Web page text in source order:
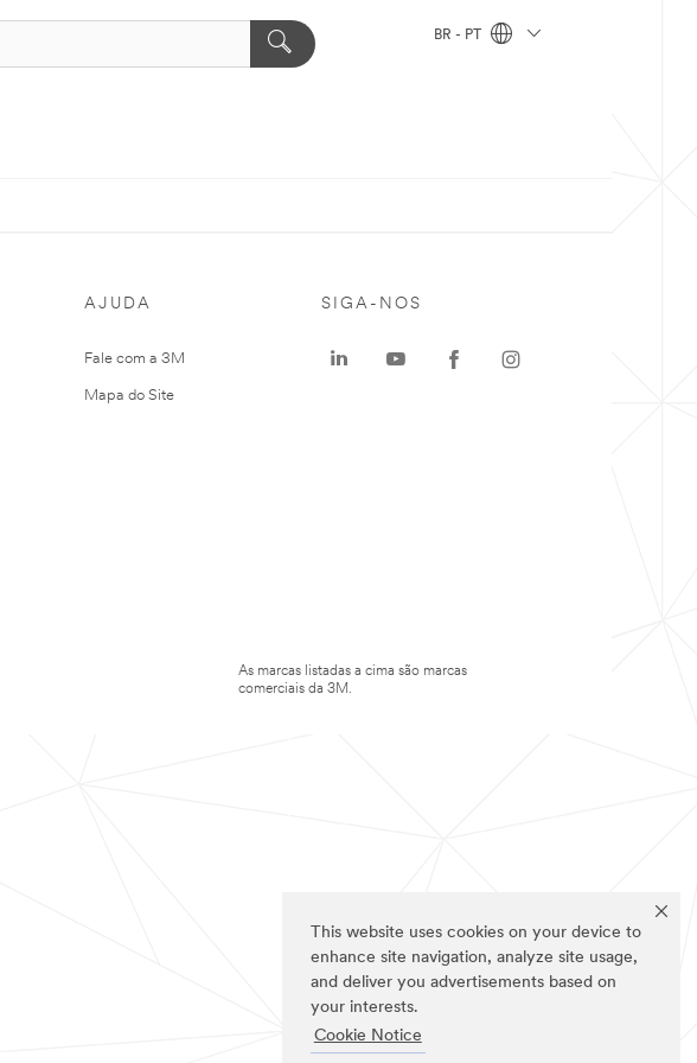
This website uses cookies on your device to
enhance site navigation, analyze site usage,
and deliver you advertisements based on
your interests.
Cookie Notice
BR - PT
AJUDA
Fale com a 3M
Mapa do Site
SIGA-NOS
As marcas listadas a cima são marcas
comerciais da 3M.